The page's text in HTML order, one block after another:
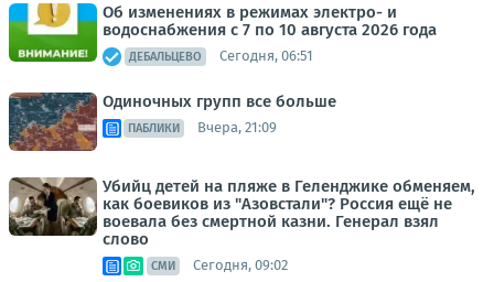
Об изменениях в режимах электро- и
водоснабжения с 7 по 10 августа 2026 года
ДЕБАЛЬЦЕВО Сегодня, 06:51
Одиночных групп все больше
ПАБЛИКИ Вчера, 21:09
Убийц детей на пляже в Геленджике обменяем,
как боевиков из "Азовстали"? Россия ещё не
воевала без смертной казни. Генерал взял
слово
СМИ Сегодня, 09:02